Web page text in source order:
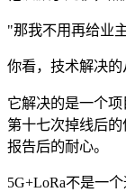
"那我不用再给业
你看，技术解决的
它解决的是一个
第十七次掉线后
报告后的耐心。
5G+LoRa不是一